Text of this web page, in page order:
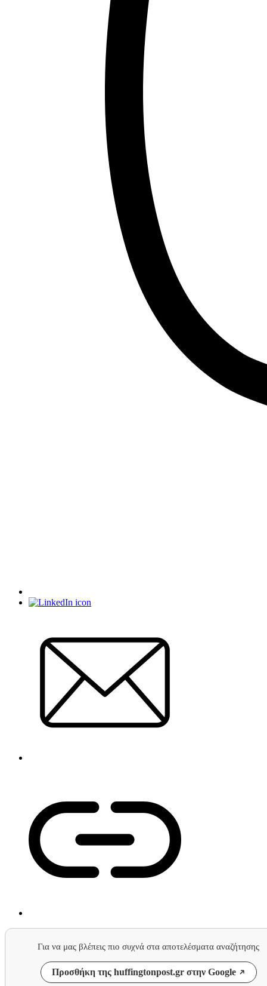
Για να μας βλέπεις πιο συχνά στα αποτελέσματα αναζήτησης
Προσθήκη της huffingtonpost.gr στην Google